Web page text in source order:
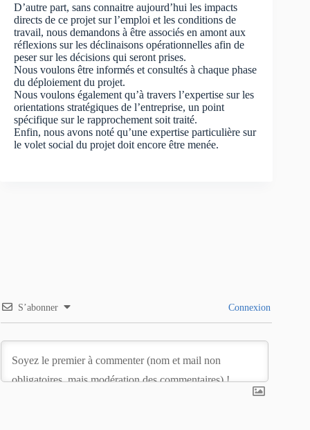
D’autre part, sans connaitre aujourd’hui les impacts
directs de ce projet sur l’emploi et les conditions de
travail, nous demandons à être associés en amont aux
réflexions sur les déclinaisons opérationnelles afin de
peser sur les décisions qui seront prises.
Nous voulons être informés et consultés à chaque phase
du déploiement du projet.
Nous voulons également qu’à travers l’expertise sur les
orientations stratégiques de l’entreprise, un point
spécifique sur le rapprochement soit traité.
Enfin, nous avons noté qu’une expertise particulière sur
le volet social du projet doit encore être menée.
S’abonner Connexion